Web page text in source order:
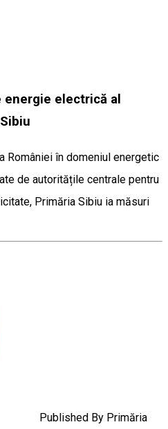
electrică al
României în domeniul energetic
de autoritățile centrale pentru
Primăria Sibiu ia măsuri
Published By Primăria